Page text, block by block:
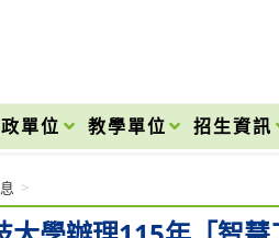
單位 教學單位 招生資訊
>